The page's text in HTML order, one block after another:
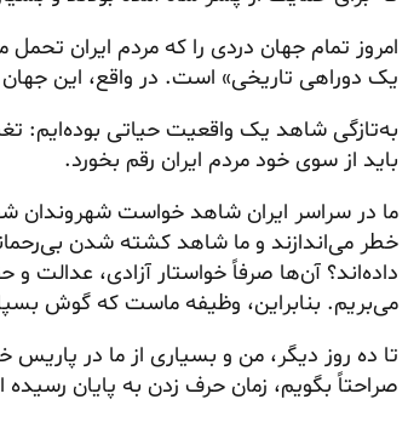
امروز تمام جهان دردی را که مردم ایران
یک دوراهی تاریخی» است. در واقع، این
به‌تازگی شاهد یک واقعیت حیاتی بوده‌ایم:
باید از سوی خود مردم ایران رقم بخورد.
ما در سراسر ایران شاهد خواست شهروندان
خطر می‌اندازند و ما شاهد کشته شدن
داده‌اند؟ آن‌ها صرفاً خواستار آزادی، عدالت
می‌بریم. بنابراین، وظیفه ماست که گوش
تا ده روز دیگر، من و بسیاری از ما در
صراحتاً بگویم، زمان حرف زدن به پایان